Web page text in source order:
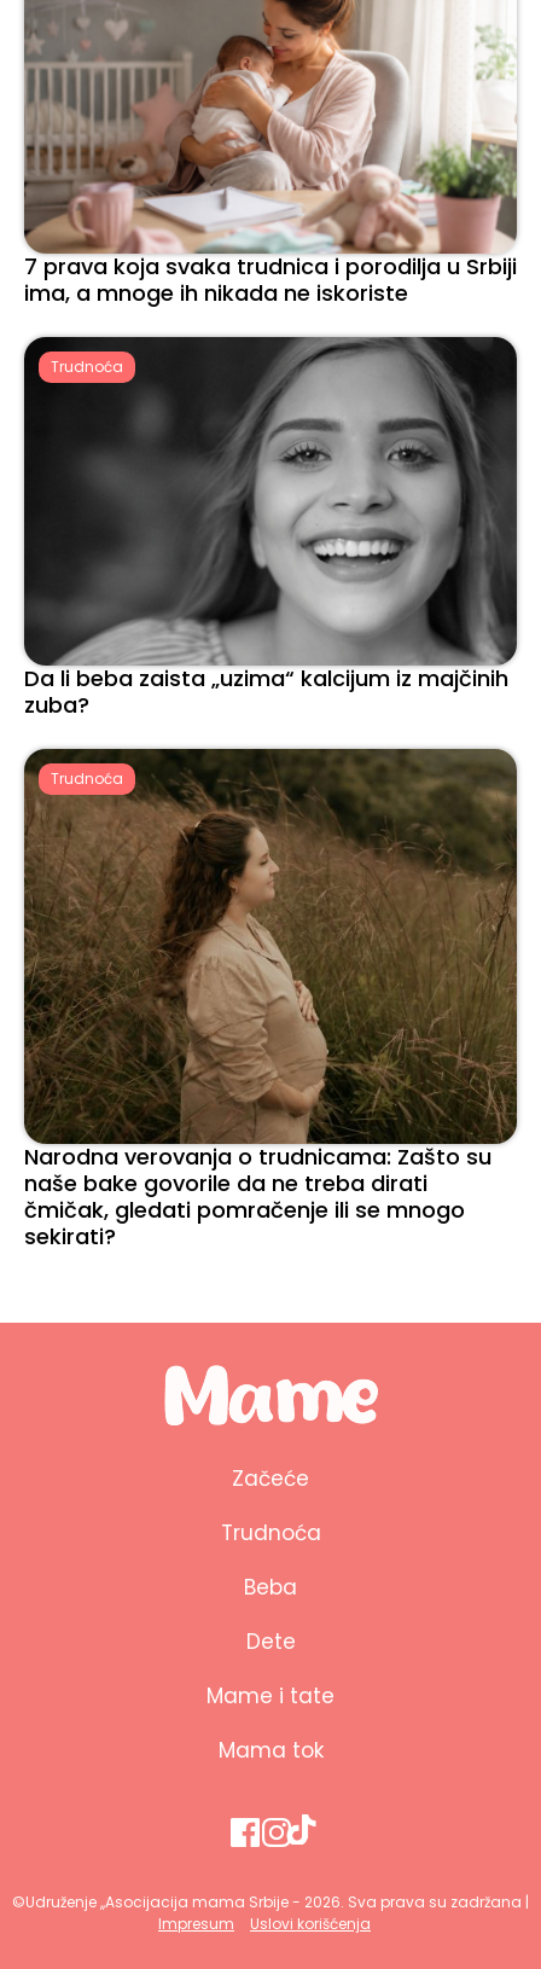
7 prava koja svaka trudnica i porodilja u Srbiji
ima, a mnoge ih nikada ne iskoriste
Trudnoća
Da li beba zaista „uzima“ kalcijum iz majčinih
zuba?
Trudnoća
Narodna verovanja o trudnicama: Zašto su
naše bake govorile da ne treba dirati
čmičak, gledati pomračenje ili se mnogo
sekirati?
Začeće
Trudnoća
Beba
Dete
Mame i tate
Mama tok
©Udruženje ,,Asocijacija mama Srbije - 2026. Sva prava su zadržana |
Impresum
Uslovi korišćenja